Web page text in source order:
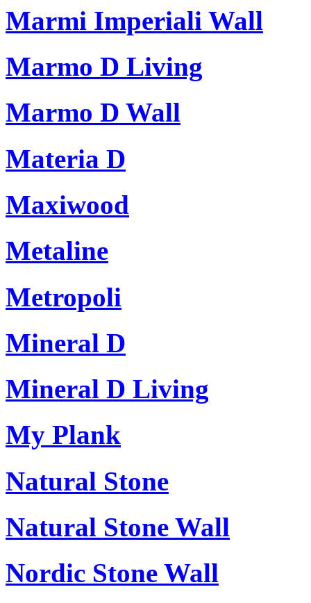
Marmi Imperiali Wall
Marmo D Living
Marmo D Wall
Materia D
Maxiwood
Metaline
Metropoli
Mineral D
Mineral D Living
My Plank
Natural Stone
Natural Stone Wall
Nordic Stone Wall